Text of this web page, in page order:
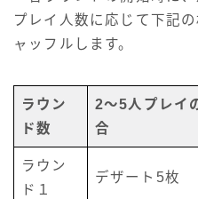
プレイ人数に応じて下記
ャッフルします。
ラウン
ド数
2～5人プレイ
合
ラウン
ド１
デザート5枚